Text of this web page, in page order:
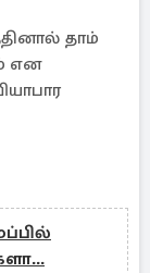
தாம்
என